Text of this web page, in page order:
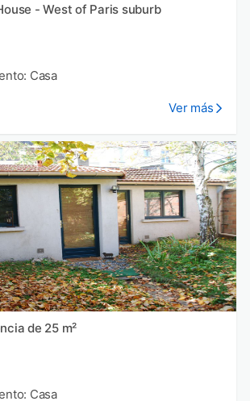
- West of Paris suburb
Casa
Ver más
de 25 m²
Casa